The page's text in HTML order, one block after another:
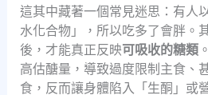
這其中藏著一個常見迷思：有人
水化合物」，所以吃多了會胖。
後，才能真正反映可吸收的糖類
高估醣量，導致過度限制主食、
食，反而讓身體陷入「生酮」或